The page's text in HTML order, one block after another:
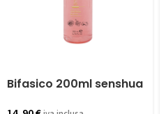
Bifasico 200ml senshua